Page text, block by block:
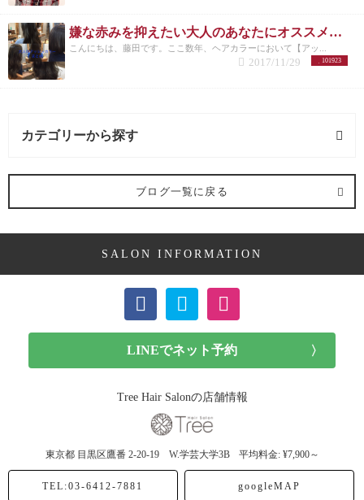
嫌な赤みを抑えたい大人のあなたにオススメしたいヘアカラー【アッシュ】
こんにちは、藤田です。ここ数年、ヘアカラーにおいて【アッ...
101923
2017/11/29
カテゴリーから探す
髪型 (54記事)
ヘアドネーション (1記事)
ブログ一覧に戻る
SALON INFORMATION
Tree Hair Salonの店舗情報
東京都 目黒区鷹番 2-20-19 W.学芸大学3B 平均料金: ¥7,900～
TEL:03-6412-7881 googleMAP